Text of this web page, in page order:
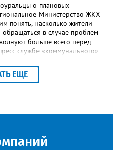
о плановых
Министерство ЖКХ
понять, насколько жители
в случае проблем
больше всего перед
службе «коммунального»
предлагают поделиться
зимы. Среди вариантов:
хорошо» до
- утверждают в
ЕЩЕ